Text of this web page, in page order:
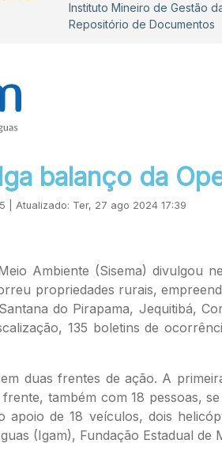
Instituto Mineiro de Gestão
Repositório de Documentos
balanço da
| Atualizado: Ter, 27 ago 2024 17:39
Ambiente (Sisema)
propriedades rurais,
do Pirapama, Jequitibá,
135 boletins de
duas frentes de ação. A
também com 18 pessoas,
apoio de 18 veículos, dois
(Igam), Fundação Estadual